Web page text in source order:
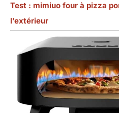
Test : mimiuo four à pizza
l’extérieur